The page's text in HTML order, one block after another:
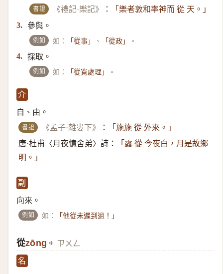
書證 《禮記·樂記》 ：
「樂者敦和率神而 從 天。」
3. 參與。
例如 如： 「從事」 、 「從政」 。
4. 採取。
例如 如： 「從寬處理」 。
介
自、由。
書證 《孟子·離婁下》 ：
「施施 從 外來。」
唐·杜甫〈月夜憶舍弟〉詩：
「露 從 今夜白，月是故鄉
明。」
副
向來。
例如 如： 「他從未遲到過！」
從zōng ㄗㄨㄥ
名